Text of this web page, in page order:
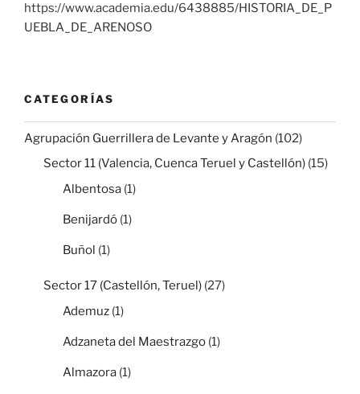
https://www.academia.edu/6438885/HISTORIA_DE_P
UEBLA_DE_ARENOSO
CATEGORÍAS
Agrupación Guerrillera de Levante y Aragón (102)
Sector 11 (Valencia, Cuenca Teruel y Castellón) (15)
Albentosa (1)
Benijardó (1)
Buñol (1)
Sector 17 (Castellón, Teruel) (27)
Ademuz (1)
Adzaneta del Maestrazgo (1)
Almazora (1)